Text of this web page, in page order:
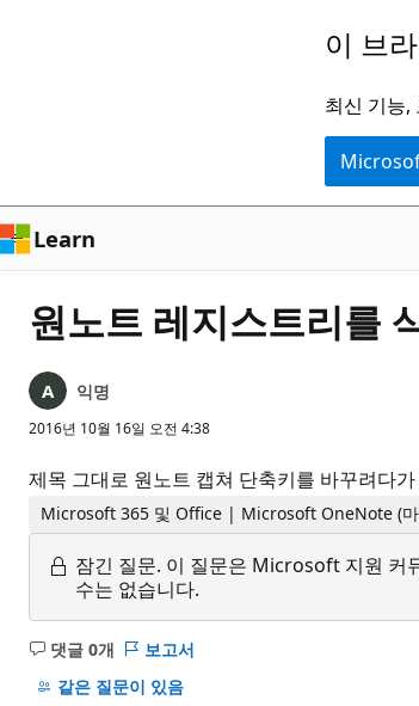
로
건
너
뛰
기
이 브
최신 기능
Learn
원노트 레지스트리를
익명
2016년 10월 16일 오전 4:38
제목 그대로 원노트 캡쳐 단축키를 바꾸려다
Microsoft 365 및 Office | Microsoft OneNote (
잠긴 질문. 이 질문은 Microsoft 지원 커
수는 없습니다.
댓글 0개
설
명
보고서
같은 질문이 있음